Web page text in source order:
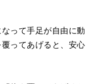
って手足が自由に動
ってあげると、安心